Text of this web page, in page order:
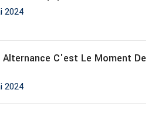
2024
C'est Le Moment De
2024